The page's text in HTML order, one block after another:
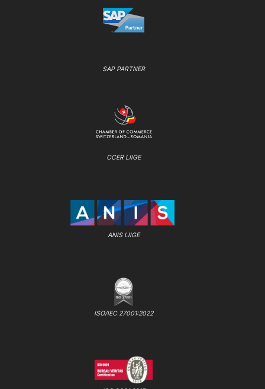
SAP PARTNER
CCER LIIGE
ANIS LIIGE
ISO/IEC 27001:2022